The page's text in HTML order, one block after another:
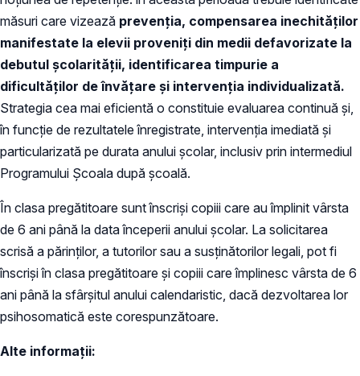
măsuri care vizează prevenția, compensarea inechităților
manifestate la elevii proveniți din medii defavorizate la
debutul școlarității, identificarea timpurie a
dificultăților de învățare și intervenția individualizată.
Strategia cea mai eficientă o constituie evaluarea continuă și,
în funcție de rezultatele înregistrate, intervenția imediată și
particularizată pe durata anului școlar, inclusiv prin intermediul
Programului Școala după școală.
În clasa pregătitoare sunt înscriși copiii care au împlinit vârsta
de 6 ani până la data începerii anului școlar. La solicitarea
scrisă a părinţilor, a tutorilor sau a susţinătorilor legali, pot fi
înscrişi în clasa pregătitoare şi copiii care împlinesc vârsta de 6
ani până la sfârşitul anului calendaristic, dacă dezvoltarea lor
psihosomatică este corespunzătoare.
Alte informații: